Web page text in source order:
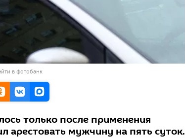
в фотобанк
только после применения
арестовать мужчину на пять суток.